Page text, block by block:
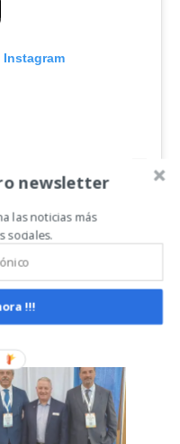
newsletter
las noticias más
sociales.
!!!